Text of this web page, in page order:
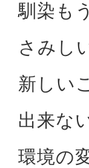
馴染も
さみし
新しい
出来な
環境の